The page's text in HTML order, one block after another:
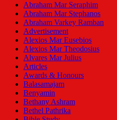
Abraham Mar Seraphim
Abraham Mar Stephanos
Abraham Varkey Ramban
Advertisement
Alexios Mar Eusebios
Alexios Mar Theodosius
Alvares Mar Julius
Articles
Awards & Honours
Balasamajam
Benyamin
Bethany Ashram
Bethel Pathrika